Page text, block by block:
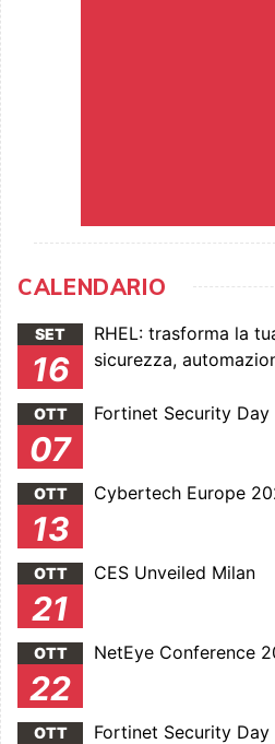
CALENDARIO
SET
16
RHEL: trasforma la
sicurezza,
OTT
07
Fortinet Security Day
OTT
13
Cybertech Europe
OTT
21
CES Unveiled Milan
OTT
22
NetEye Conference
OTT Fortinet Security Day